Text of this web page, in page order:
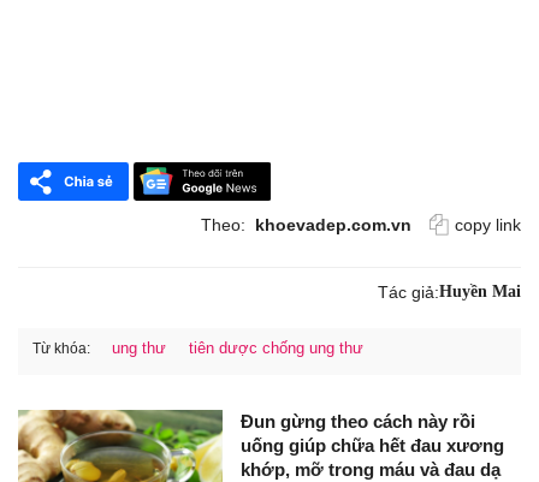
Theo: khoevadep.com.vn copy link
Tác giả:Huyền Mai
Từ khóa: ung thư tiên dược chống ung thư
Đun gừng theo cách này rồi
uống giúp chữa hết đau xương
khớp, mỡ trong máu và đau dạ